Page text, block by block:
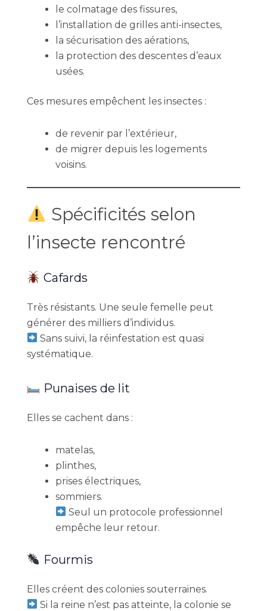
le colmatage des fissures,
l’installation de grilles anti-insectes,
la sécurisation des aérations,
la protection des descentes d’eaux
usées.
Ces mesures empêchent les insectes :
de revenir par l’extérieur,
de migrer depuis les logements
voisins.
Spécificités selon
l’insecte rencontré
Cafards
Très résistants. Une seule femelle peut
générer des milliers d’individus.
Sans suivi, la réinfestation est quasi
systématique.
Punaises de lit
Elles se cachent dans :
matelas,
plinthes,
prises électriques,
sommiers.
Seul un protocole professionnel
empêche leur retour.
Fourmis
Elles créent des colonies souterraines.
Si la reine n’est pas atteinte, la colonie se